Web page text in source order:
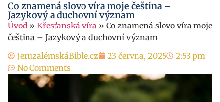
Co znamená slovo víra moje čeština –
Jazykový a duchovní význam
Úvod » Křesťanská víra » Co znamená slovo víra moje
čeština – Jazykový a duchovní význam
JeruzalémskáBible.cz
23 června, 2025
2:53 pm
No Comments